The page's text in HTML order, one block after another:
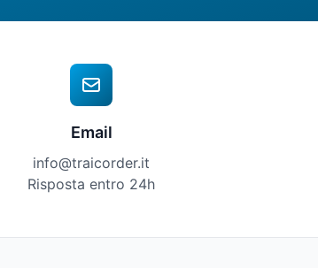
Email
info@traicorder.it
Risposta entro 24h